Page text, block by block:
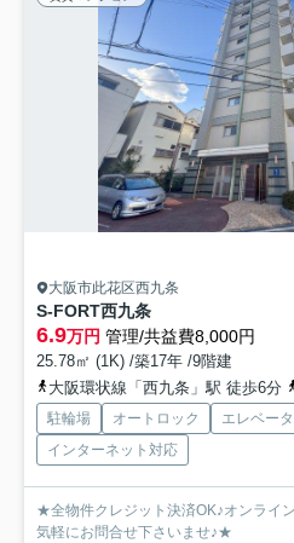
大阪市此花区西九条
S-FORT西九条
6.9万円 管理/共益費8,000円
25.78㎡ (1K) /築17年 /9階建
大阪環状線「西九条」駅 徒歩6分
駐輪場 オートロック エレベー
インターネット対応
★全物件クレジット決済OK♪オンライ
気軽にお問合せ下さいませ♪★